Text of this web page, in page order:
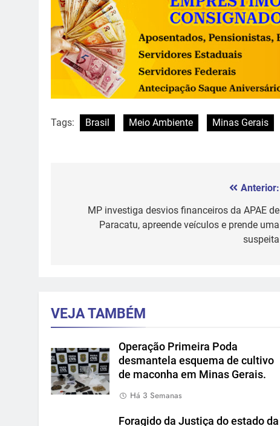
Tags: Brasil Meio Ambiente Minas Gerais
Anterior:
MP investiga desvios financeiros da APAE de
Paracatu, apreende veículos e prende uma
suspeita
VEJA TAMBÉM
Operação Primeira Poda
desmantela esquema de cultivo
de maconha em Minas Gerais.
Há 3 Semanas
Foragido da Justiça do estado da